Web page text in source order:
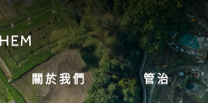
關於我們 管治